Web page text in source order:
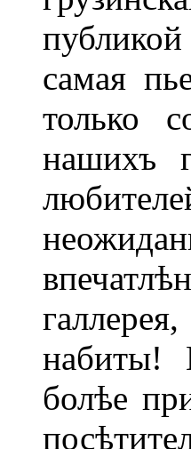
самая
только
нашихъ
набиты!
болѣе